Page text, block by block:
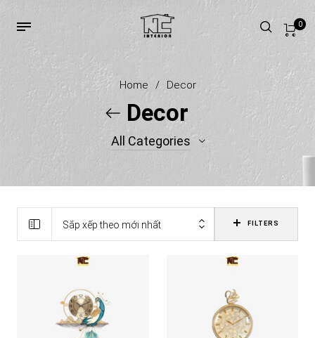
0
Home / Decor
Decor
All Categories
Bình hoa decor 121
Đồng hồ decor
Gương decor 144
Sắp xếp theo mới nhất FILTERS